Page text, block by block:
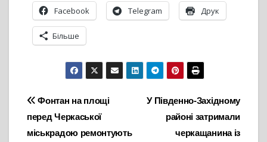
Facebook Telegram Друк
Більше
Навігація
записів
У Південно-Західному
районі затримали
черкащанина із
Фонтан на площі
перед Черкаської
міськрадою ремонтують